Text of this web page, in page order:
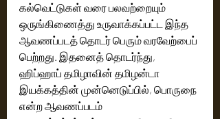
கல்வெட்டுகள் வரை பலவற்றையும்
ஒருங்கிணைத்து உருவாக்கப்பட்ட இந்த
ஆவணப்படத் தொடர் பெரும் வரவேற்பைப்
பெற்றது. இதனைத் தொடர்ந்து,
ஹிப்ஹாப் தமிழாவின் தமிழன்டா
இயக்கத்தின் முன்னெடுப்பில், பொருநை
என்ற ஆவணப்படம்